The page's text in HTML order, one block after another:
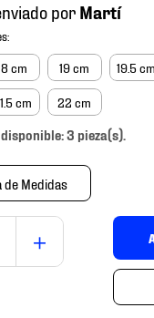
por
cm 19 cm 19.5 cm
cm 22 cm
3 pieza(s).
de Medidas
＋